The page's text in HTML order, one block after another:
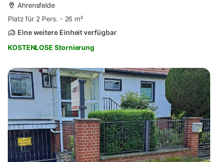
Ahrensfelde
Platz für 2 Pers.
26 m²
Eine weitere Einheit verfügbar
KOSTENLOSE Stornierung